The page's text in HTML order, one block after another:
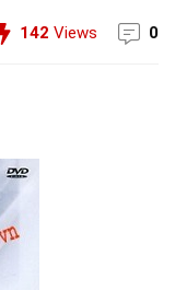
142 Views 0